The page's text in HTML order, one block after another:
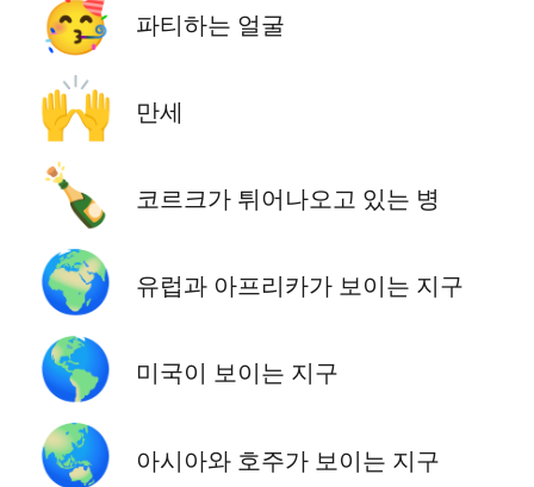
🥳 파티하는 얼굴
🙌 만세
🍾 코르크가 튀어나오고 있는 병
🌍 유럽과 아프리카가 보이는 지구
🌎 미국이 보이는 지구
🌏 아시아와 호주가 보이는 지구